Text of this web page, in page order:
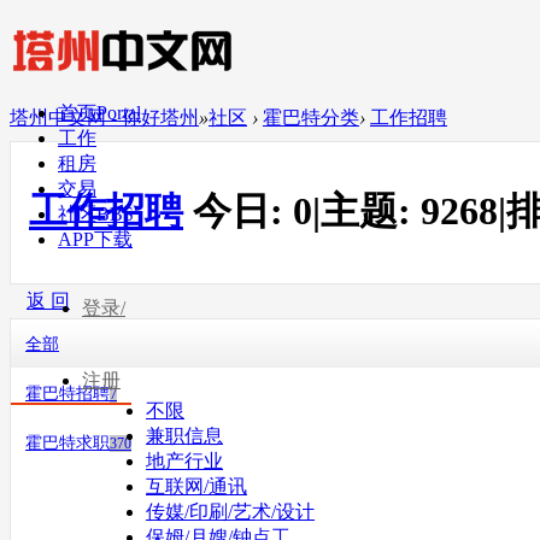
首页Portal
工作
租房
交易
社区BBS
APP下载
登录/
注册
塔州中文网 - 你好塔州 »社区 › 霍巴特分类› 工作招聘
工作招聘 今日: 0|主题: 9268|
返 回
全部
霍巴特招聘7
霍巴特求职370
不限
兼职信息
地产行业
互联网/通讯
传媒/印刷/艺术/设计